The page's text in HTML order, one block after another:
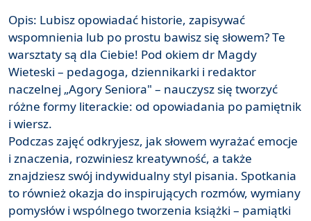
Opis: Lubisz opowiadać historie, zapisywać
wspomnienia lub po prostu bawisz się słowem? Te
warsztaty są dla Ciebie! Pod okiem dr Magdy
Wieteski – pedagoga, dziennikarki i redaktor
naczelnej „Agory Seniora" – nauczysz się tworzyć
różne formy literackie: od opowiadania po pamiętnik
i wiersz.
Podczas zajęć odkryjesz, jak słowem wyrażać emocje
i znaczenia, rozwiniesz kreatywność, a także
znajdziesz swój indywidualny styl pisania. Spotkania
to również okazja do inspirujących rozmów, wymiany
pomysłów i wspólnego tworzenia książki – pamiątki